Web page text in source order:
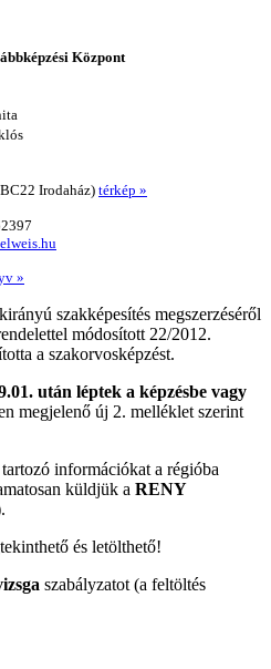
Központ
Irodaház)térkép »
»
szakképesítés megszerzéséről
módosított 22/2012.
a szakorvosképzést.
után léptek a képzésbe vagy
megjelenő új 2. melléklet szerint
információkat a régióba
küldjük a RENY
és letölthető!
szabályzatot (a feltöltés